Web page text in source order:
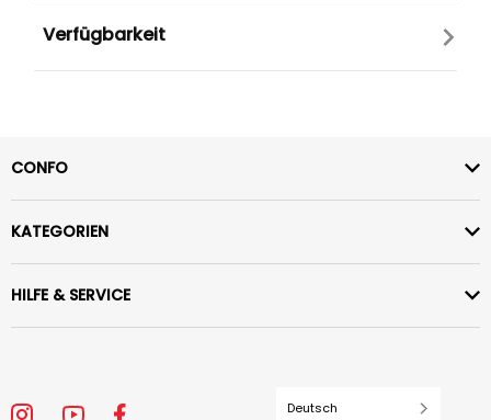
Verfügbarkeit
CONFO
KATEGORIEN
HILFE & SERVICE
Deutsch